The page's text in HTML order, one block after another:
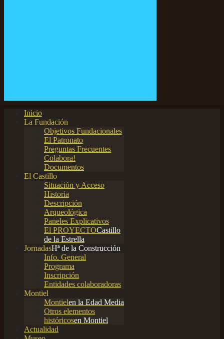
Inicio
La Fundación
Objetivos Fundacionales
El Patronato
Preguntas Frecuentes
Colabora!
Documentos
El Castillo
Situación y Acceso
Historia
Descripción
Arqueológica
Paneles Explicativos
El PROYECTOCastillo
de la Estrella
JornadasHª de la Construcción
Info. General
Programa
Inscripción
Entidades colaboradoras
Montiel
Montielen la Edad Media
Otros elementos
históricosen Montiel
Actualidad